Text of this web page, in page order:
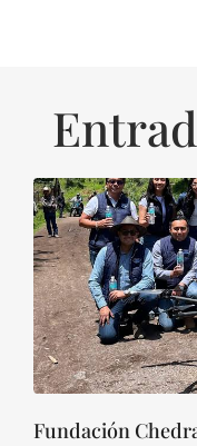
Fundación